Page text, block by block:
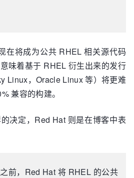
在将成为公共 RHEL 相关源代码
味着基于 RHEL 衍生出来的发行
Linux，Oracle Linux 等）将更难
兼容的构建。
决定，Red Hat 则是在博客中表
前，Red Hat 将 RHEL 的公共